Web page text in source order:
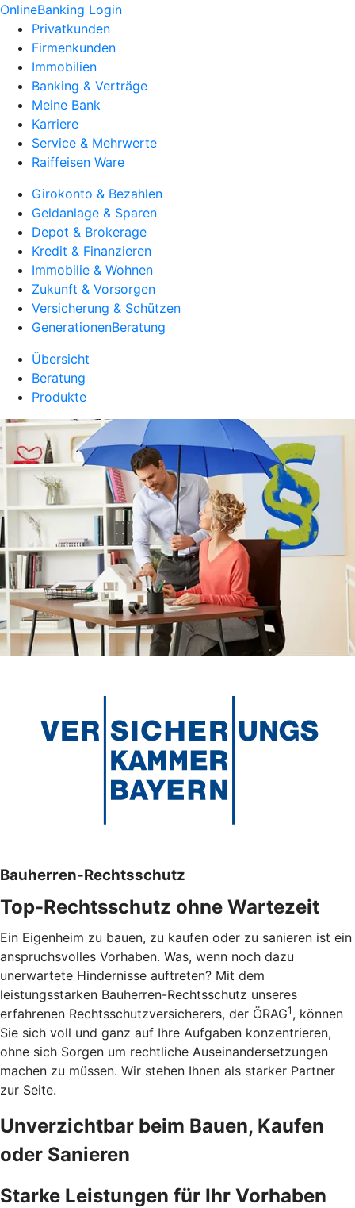
OnlineBanking Login
Privatkunden
Firmenkunden
Immobilien
Banking & Verträge
Meine Bank
Karriere
Service & Mehrwerte
Raiffeisen Ware
Girokonto & Bezahlen
Geldanlage & Sparen
Depot & Brokerage
Kredit & Finanzieren
Immobilie & Wohnen
Zukunft & Vorsorgen
Versicherung & Schützen
GenerationenBeratung
Übersicht
Beratung
Produkte
Bauherren-Rechtsschutz
Top-Rechtsschutz ohne Wartezeit
Ein Eigenheim zu bauen, zu kaufen oder zu sanieren ist ein
anspruchsvolles Vorhaben. Was, wenn noch dazu
unerwartete Hindernisse auftreten? Mit dem
leistungsstarken Bauherren-Rechtsschutz unseres
erfahrenen Rechtsschutzversicherers, der ÖRAG1 , können
Sie sich voll und ganz auf Ihre Aufgaben konzentrieren,
ohne sich Sorgen um rechtliche Auseinandersetzungen
machen zu müssen. Wir stehen Ihnen als starker Partner
zur Seite.
Unverzichtbar beim Bauen, Kaufen
oder Sanieren
Starke Leistungen für Ihr Vorhaben